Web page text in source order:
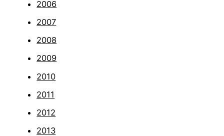
2006
2007
2008
2009
2010
2011
2012
2013